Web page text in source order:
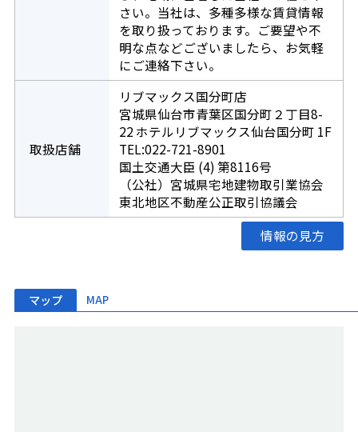
さい。当社は、多種多様な賃貸情報
を取り扱っております。ご要望や不
明な点などございましたら、お気軽
にご連絡下さい。
取扱店舗
リブマックス国分町店
宮城県仙台市青葉区国分町２丁目8-
22 ホテルリブマックス仙台国分町 1F
TEL:022-721-8901
国土交通大臣 (4) 第8116号
（公社）宮城県宅地建物取引業協会
東北地区不動産公正取引協議会
情報の見方
マップ MAP